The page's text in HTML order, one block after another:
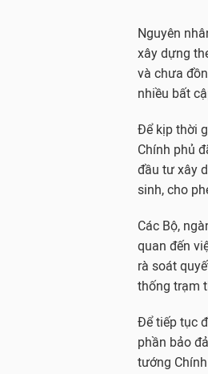
Nguyên
xây dựng
và chưa
nhiều bất
Để kịp thời
Chính phủ
đầu tư xây
sinh, cho
Các Bộ,
quan đến
rà soát
thống trạm
Để tiếp tục
phần bảo
tướng